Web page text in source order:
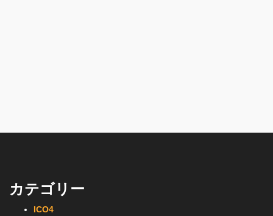
カテゴリー
ICO4